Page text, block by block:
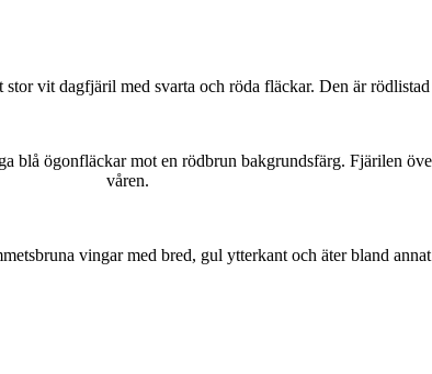
vit dagfjäril med svarta och röda fläckar. Den är
blå ögonfläckar mot en rödbrun bakgrundsfärg. Fjärilen
våren.
vingar med bred, gul ytterkant och äter bland